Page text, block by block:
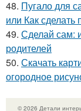
48. Пугало для
или Как сделать
49. Сделай сам:
родителей
50. Скачать
огородное
© 2026 Детали